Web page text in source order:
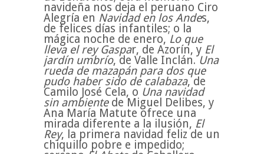
navideña nos deja el peruano Ciro
Alegría en Navidad en los Andes,
de felices días infantiles; o la
mágica noche de enero, Lo que
lleva el rey Gaspar, de Azorín, y El
jardín umbrío, de Valle Inclán.Una
rueda de mazapán para dos que
pudo haber sido de calabaza, de
Camilo José Cela, o Una navidad
sin ambientede Miguel Delibes, y
Ana María Matute ofrece una
mirada diferente a la ilusión, El
Rey, la primera navidad feliz de un
chiquillo pobre e impedido;